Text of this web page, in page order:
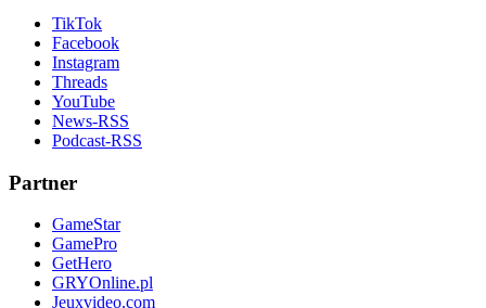
TikTok
Facebook
Instagram
Threads
YouTube
News-RSS
Podcast-RSS
Partner
GameStar
GamePro
GetHero
GRYOnline.pl
Jeuxvideo.com